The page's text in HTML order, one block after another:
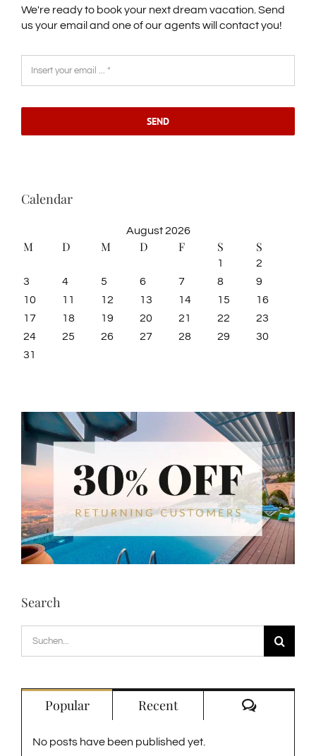
We're ready to book your next dream vacation. Send
us your email and one of our agents will contact you!
SEND
Calendar
August 2026
M D M D F S S
1
2
3
4 5 6 7 8
9
10
11 12 13 14 15
16
17
18 19 20 21 22
23
24
25 26 27 28 29
30
31
Search
Popular Recent
No posts have been published yet.